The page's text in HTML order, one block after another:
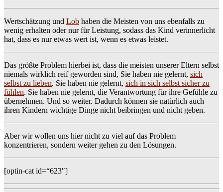
Wertschätzung und Lob haben die Meisten von uns ebenfalls zu
wenig erhalten oder nur für Leistung, sodass das Kind verinnerlicht
hat, dass es nur etwas wert ist, wenn es etwas leistet.
Das größte Problem hierbei ist, dass die meisten unserer Eltern selbst
niemals wirklich reif geworden sind, Sie haben nie gelernt, sich
selbst zu lieben. Sie haben nie gelernt, sich in sich selbst sicher zu
fühlen. Sie haben nie gelernt, die Verantwortung für ihre Gefühle zu
übernehmen. Und so weiter. Dadurch können sie natürlich auch
ihren Kindern wichtige Dinge nicht beibringen und nicht geben.
Aber wir wollen uns hier nicht zu viel auf das Problem
konzentrieren, sondern weiter gehen zu den Lösungen.
[optin-cat id=“623″]